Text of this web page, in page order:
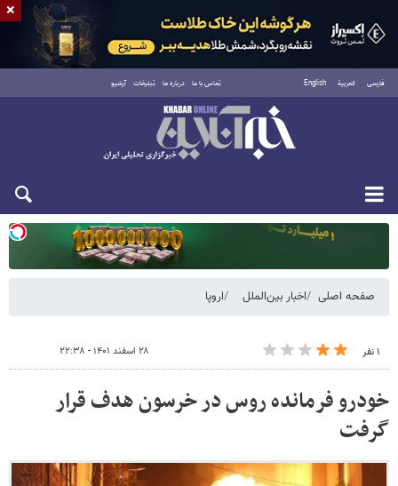
فارسی العربية English تماس با ما درباره ما تبلیغات آرشیو
یکشنبه ۱۸ مرداد ۱۴۰۵
صفحه اصلی اخبار بین‌الملل اروپا
۱ نفر ۲۸ اسفند ۱۴۰۱ - ۲۲:۳۸
خودرو فرمانده روس در خرسون هدف قرار
گرفت
×